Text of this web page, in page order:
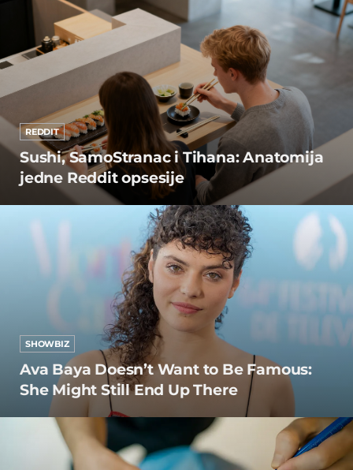
REDDIT
Sushi, SamoStranac i Tihana: Anatomija
jedne Reddit opsesije
SHOWBIZ
Ava Baya Doesn’t Want to Be Famous:
She Might Still End Up There